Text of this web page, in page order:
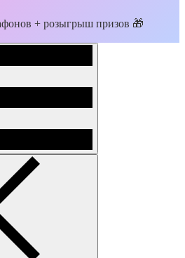
+ розыгрыш призов 🎁